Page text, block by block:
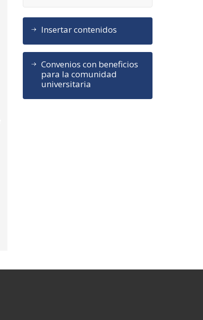
Insertar contenidos
Convenios con beneficios
para la comunidad
universitaria